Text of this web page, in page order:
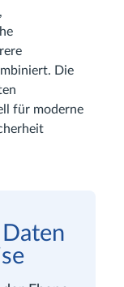
Die
für moderne